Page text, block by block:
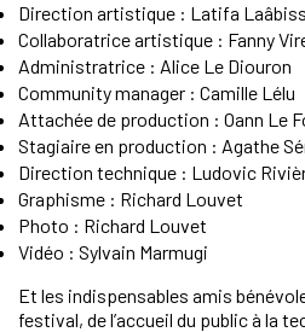
Direction artistique : Latifa
Collaboratrice artistique : Fanny
Administratrice : Alice Le Diouron
Community manager : Camille Lélu
Attachée de production : Oann Le
Stagiaire en production : Agathe
Direction technique : Ludovic
Graphisme : Richard Louvet
Photo : Richard Louvet
Vidéo : Sylvain Marmugi
Et les indispensables amis
festival, de l’accueil du public à la